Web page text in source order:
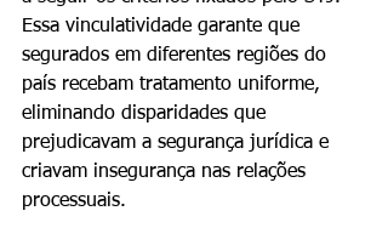
Essa vinculatividade garante que
segurados em diferentes regiões do
país recebam tratamento uniforme,
eliminando disparidades que
prejudicavam a segurança jurídica e
criavam insegurança nas relações
processuais.